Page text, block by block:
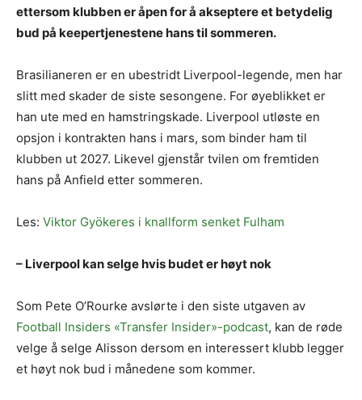
ettersom klubben er åpen for å akseptere et betydelig
bud på keepertjenestene hans til sommeren.
Brasilianeren er en ubestridt Liverpool-legende, men har
slitt med skader de siste sesongene. For øyeblikket er
han ute med en hamstringskade. Liverpool utløste en
opsjon i kontrakten hans i mars, som binder ham til
klubben ut 2027. Likevel gjenstår tvilen om fremtiden
hans på Anfield etter sommeren.
Les: Viktor Gyökeres i knallform senket Fulham
– Liverpool kan selge hvis budet er høyt nok
Som Pete O’Rourke avslørte i den siste utgaven av
Football Insiders «Transfer Insider»-podcast, kan de røde
velge å selge Alisson dersom en interessert klubb legger
et høyt nok bud i månedene som kommer.